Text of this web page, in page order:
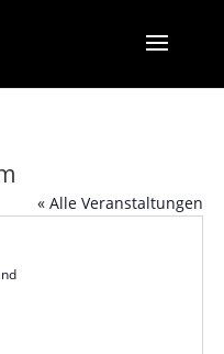
« Alle Veranstaltungen